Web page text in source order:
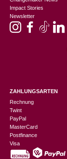
Impact Stories
Newsletter
ZAHLUNGSARTEN
Rechnung
Twint
PayPal
MasterCard
Postfinance
Visa